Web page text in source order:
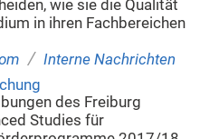
wie sie die Qualität
in ihren Fachbereichen
/ Interne Nachrichten
des Freiburg
Studies für